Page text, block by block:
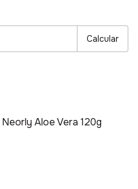
Calcular
Aloe Vera 120g